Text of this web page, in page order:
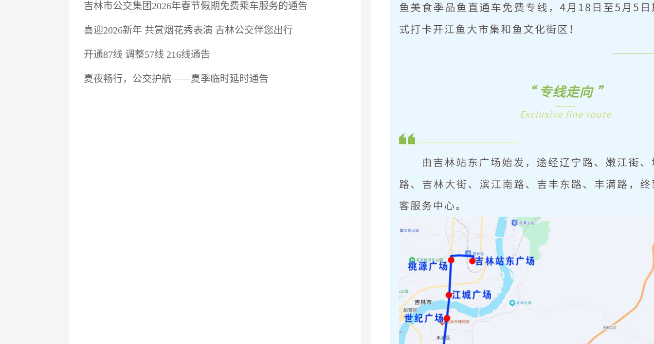
吉林市公交集团2026年春节假期免费乘车服务的通告
喜迎2026新年 共赏烟花秀表演 吉林公交伴您出行
开通87线 调整57线 216线通告
夏夜畅行，公交护航——夏季临时延时通告